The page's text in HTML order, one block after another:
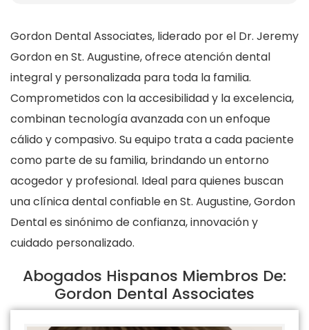
Gordon Dental Associates, liderado por el Dr. Jeremy
Gordon en St. Augustine, ofrece atención dental
integral y personalizada para toda la familia.
Comprometidos con la accesibilidad y la excelencia,
combinan tecnología avanzada con un enfoque
cálido y compasivo. Su equipo trata a cada paciente
como parte de su familia, brindando un entorno
acogedor y profesional. Ideal para quienes buscan
una clínica dental confiable en St. Augustine, Gordon
Dental es sinónimo de confianza, innovación y
cuidado personalizado.
Abogados Hispanos Miembros De:
Gordon Dental Associates